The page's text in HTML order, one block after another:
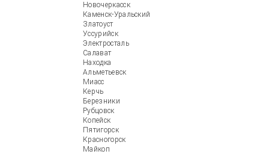
Новочеркасск
Каменск-Уральский
Златоуст
Уссурийск
Электросталь
Салават
Находка
Альметьевск
Миасс
Керчь
Березники
Рубцовск
Копейск
Пятигорск
Красногорск
Майкоп